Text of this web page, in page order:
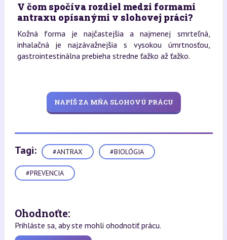
V čom spočíva rozdiel medzi formami
antraxu opísanými v slohovej práci?
Kožná forma je najčastejšia a najmenej smrteľná,
inhalačná je najzávažnejšia s vysokou úmrtnosťou,
gastrointestinálna prebieha stredne ťažko až ťažko.
NAPÍŠ ZA MŇA SLOHOVÚ PRÁCU
Tagi: #ANTRAX #BIOLÓGIA
#PREVENCIA
Ohodnoťte:
Prihláste sa, aby ste mohli ohodnotiť prácu.